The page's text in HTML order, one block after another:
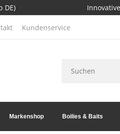
DE)
Kundenservice
Markenshop Boilies & Baits